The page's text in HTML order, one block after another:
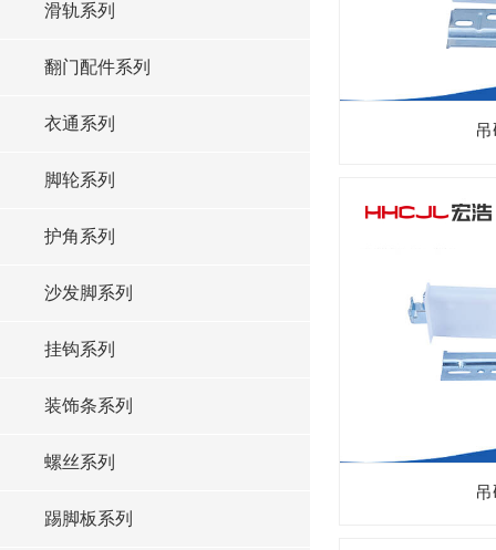
滑轨系列
翻门配件系列
衣通系列
脚轮系列
护角系列
沙发脚系列
挂钩系列
装饰条系列
螺丝系列
踢脚板系列